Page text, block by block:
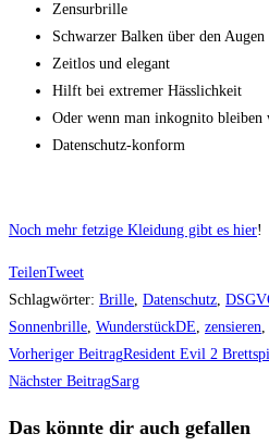
Zensurbrille
Schwarzer Balken über den Augen
Zeitlos und elegant
Hilft bei extremer Hässlichkeit
Oder wenn man inkognito
Datenschutz-konform
Noch mehr fetzige Kleidung gibt es hier!
TeilenTweet
Schlagwörter: Brille, Datenschutz,
Sonnenbrille, WunderstückDE, zensieren,
Weitere
Artikel
ansehen
Vorheriger BeitragResident Evil 2
Nächster BeitragSarg
Das könnte dir auch gefallen